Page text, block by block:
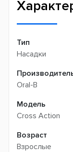
Тип
Насадки
Oral-B
Модель
Cross Action
Возраст
Взрослые